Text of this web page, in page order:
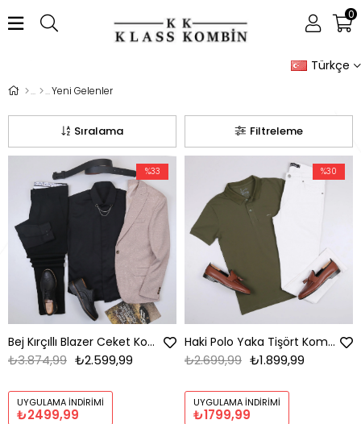
Türkçe
0
Yeni Gelenler
Filtreleme
Sıralama
Bej Kırçıllı Blazer Ceket Kombini Erkek | Slim Fit Şık Komple Set
₺2.599,99
₺3.874,99
UYGULAMA İNDIRIMI
₺2499,99
%33
Haki Polo Yaka Tişört Kombini Erkek | Slim Fit Şık Komple Set
₺1.899,99
₺2.699,99
UYGULAMA İNDIRIMI
₺1799,99
%30